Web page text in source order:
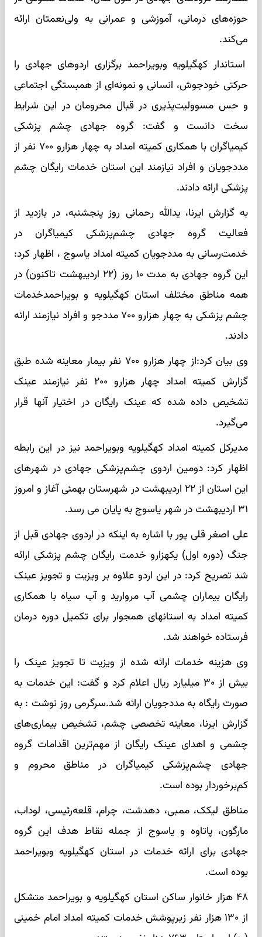
حوزه‌های درمانی، آموزشی و عمرانی به ولی‌نعمتان ارائه
می‌کند.
استاندار کهگیلویه وبویراحمد برگزاری اردوهای جهادی را
حرکتی خودجوش، انسانی و نمونه‌ای از همبستگی اجتماعی
و حس مسوولیت‌پذیری در قبال محرومان در این شرایط
سخت دانست و گفت: گروه جهادی چشم پزشکی
کیمیاگران با همکاری کمیته امداد به چهار هزارو ۷۰۰ نفر از
مددجویان و افراد نیازمند این استان خدمات رایگان چشم
پزشکی ارائه دادند.
به گزارش ایرنا، یدالله رحمانی روز پنجشنبه، در بازدید از
فعالیت گروه جهادی چشم‌پزشکی کیمیاگران در
خدمت‌رسانی به مددجویان کمیته امداد یاسوج ، اظهار کرد:
این گروه جهادی به مدت ۱۰ روز (۲۲ اردیبهشت تاکنون) در
همه مناطق مختلف استان کهگیلویه و بویراحمدخدمات
چشم پزشکی به چهار هزارو ۷۰۰ مددجو و افراد نیازمند ارائه
دادند.
وی بیان کرد:از چهار هزارو ۷۰۰ نفر بیمار معاینه شده طبق
گزارش کمیته امداد چهار هزارو ۲۰۰ نفر نیازمند عینک
تشخیص داده شده که عینک رایگان در اختیار آنها قرار
می‌گیرد.
مدیرکل کمیته امداد کهگیلویه وبویراحمد نیز در این رابطه
اظهار کرد: دومین اردوی چشم‌پزشکی جهادی در شهرهای
این استان از ۲۲ اردیبهشت در شهرستان بهمئی آغاز و امروز
۳۱ اردیبهشت در شهر یاسوج به پایان می رسد.
علی اصغر قلی پور با اشاره به اینکه در اردوی جهادی قبل از
جنگ (دوره اول) یکهزارو خدمت رایگان چشم پزشکی ارائه
شد تصریح کرد: در این اردو علاوه بر ویزیت و تجویز عینک
رایگان بیماران چشمی آب مروارید و آب سیاه با همکاری
کمیته امداد به استانهای همجوار برای تکمیل دوره درمان
فرستاده خواهند شد.
وی هزینه خدمات ارائه شده از ویزیت تا تجویز عینک را
بیش از ۳۰ میلیارد ریال اعلام کرد و گفت: این خدمات به
صورت رایگاه به مددجویان ارائه شد.سرگرمی روز نوشت : به
گزارش ایرنا، معاینه تخصصی چشم، تشخیص بیماری‌های
چشمی و اهدای عینک رایگان از مهم‌ترین اقدامات گروه
جهادی چشم‌پزشکی کیمیاگران در مناطق محروم و
کم‌برخوردار بوده است.
مناطق لیکک، ممبی، دهدشت، چرام، قلعه‌رئیسی، لوداب،
مارگون، پاتاوه و یاسوج از جمله نقاط هدف این گروه
جهادی برای ارائه خدمات در استان کهگیلویه وبویراحمد
بوده است.
۴۸ هزار خانوار ساکن استان کهگیلویه و بویراحمد متشکل
از ۱۳۰ هزار نفر زیرپوشش خدمات کمیته امداد امام خمینی